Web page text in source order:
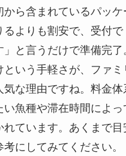
から含まれているパッケ
るよりも割安で、受付で
」と言うだけで準備完
という手軽さが、ファミ
気な理由ですね。料金体
い魚種や滞在時間によ
れています。あくまで
にしてみてください。